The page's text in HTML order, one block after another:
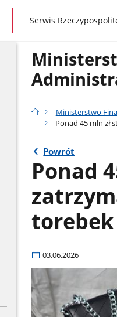
gov.pl
Serwis
Ministerstwo
Ponad 45 mln zł
Powrót
Ponad
torebek
03.06.2026